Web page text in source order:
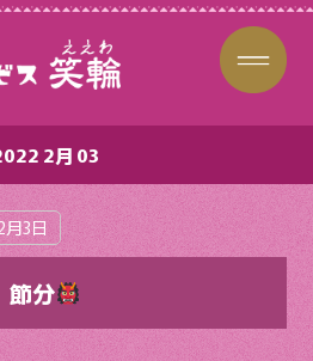
2月 03
月3日
節分